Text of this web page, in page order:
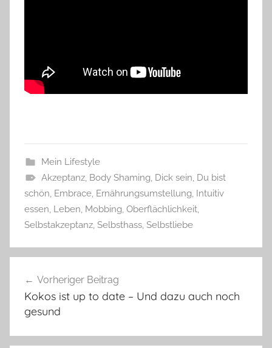
Mein Lifestyle
Akzeptanz, Body Shaming, Dick sein, Du bist
schön, Embrace, Ernährungsumstellung, Intuitiv
essen, Leben, Mobbing, Oberflächlichkeit,
Selbstakzeptanz, Selbsthass, Selbstliebe
Vorheriger Beitrag
Kokos ist up to date – Und dazu auch noch
gesund